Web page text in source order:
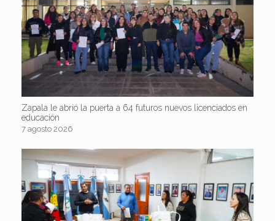
Zapala le abrió la puerta a 64 futuros nuevos licenciados en
educación
7 agosto 2026